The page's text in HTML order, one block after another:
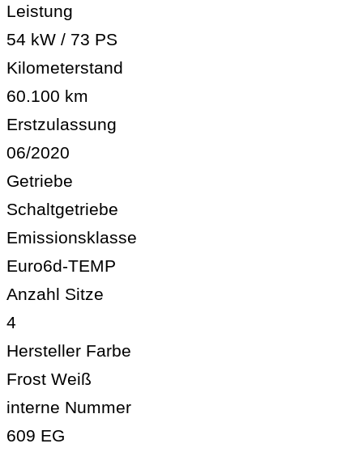
Leistung
54 kW / 73 PS
Kilometerstand
60.100 km
Erstzulassung
06/2020
Getriebe
Schaltgetriebe
Emissionsklasse
Euro6d-TEMP
Anzahl Sitze
4
Hersteller Farbe
Frost Weiß
interne Nummer
609 EG